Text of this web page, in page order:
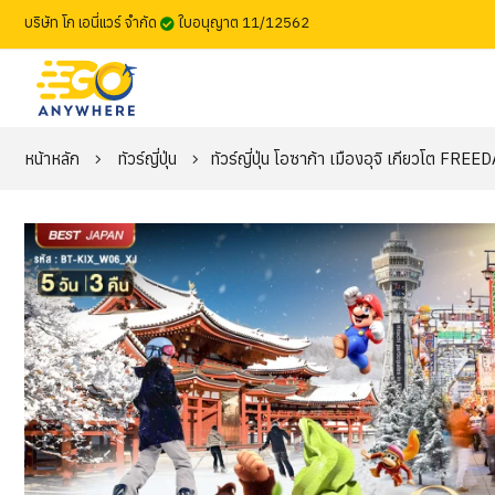
บริษัท โก เอนี่แวร์ จำกัด ใบอนุญาต 11/12562
หน้าหลัก ทัวร์ญี่ปุ่น ทัวร์ญี่ปุ่น โอซาก้า เมืองอุจิ เกียวโต